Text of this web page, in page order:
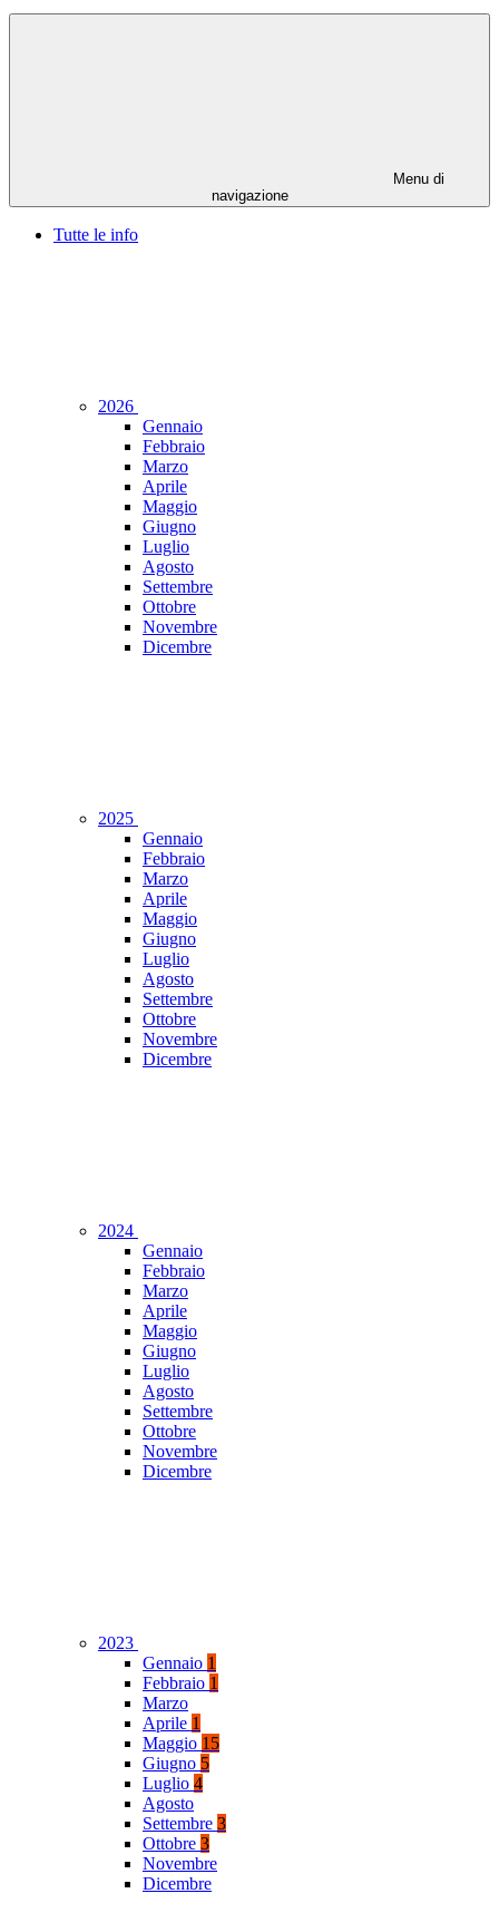
Menu di
navigazione
Tutte le info
2026
Gennaio
Febbraio
Marzo
Aprile
Maggio
Giugno
Luglio
Agosto
Settembre
Ottobre
Novembre
Dicembre
2025
Gennaio
Febbraio
Marzo
Aprile
Maggio
Giugno
Luglio
Agosto
Settembre
Ottobre
Novembre
Dicembre
2024
Gennaio
Febbraio
Marzo
Aprile
Maggio
Giugno
Luglio
Agosto
Settembre
Ottobre
Novembre
Dicembre
2023
Gennaio 1
Febbraio 1
Marzo
Aprile 1
Maggio 15
Giugno 5
Luglio 4
Agosto
Settembre 3
Ottobre 3
Novembre
Dicembre